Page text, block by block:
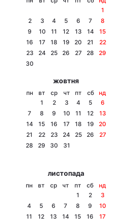
1
2
3 4 5 6 7
8
9
10 11 12 13 14
15
16
17 18 19 20 21
22
23
24 25 26 27 28
29
30
жовтня
пн вт ср чт пт сб
нд
1
2 3 4 5
6
7
8 9 10 11 12
13
14
15 16 17 18 19
20
21
22 23 24 25 26
27
28
29 30 31
листопада
пн вт ср чт пт сб
нд
1
2
3
4
5 6 7 8 9
10
11
12 13 14 15 16
17